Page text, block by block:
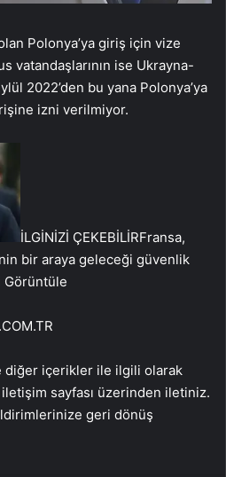
Polonya’ya giriş için vize
vatandaşlarının ise Ukrayna-
2022’den bu yana Polonya’ya
izni verilmiyor.
İLGİNİZİ ÇEKEBİLİRFransa,
bir araya geleceği güvenlik
Görüntüle
diğer içerikler ile ilgili olarak
sayfası üzerinden iletiniz.
geri dönüş